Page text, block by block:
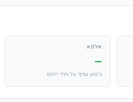
אלפא
—
ביצוע עודף על מדד ייחוס